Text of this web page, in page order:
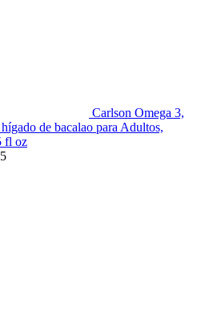
Carlson Omega 3,
de bacalao para Adultos,
fl oz